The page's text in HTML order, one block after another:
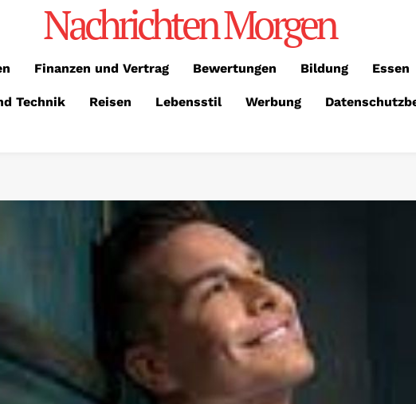
Nachrichten Morgen
Finanzen und Vertrag Bewertungen Bildung Essen
Technik Reisen Lebensstil Werbung